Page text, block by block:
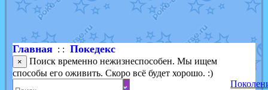
Shadow mismagiusотJOK_julia
в фанарте.
художникот vicavicaв фанарте.
Главная: : Покедекс
×
Поиск временно нежизнеспособен. Мы ищем
способы его оживить. Скоро всё будет хорошо. :)